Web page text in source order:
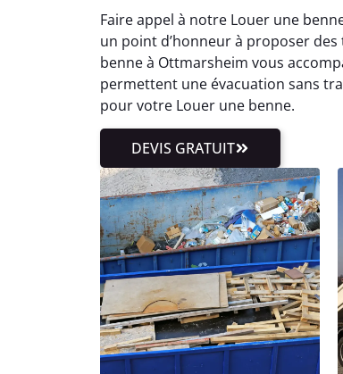
Faire appel à notre Louer une
un point d’honneur à proposer
benne à Ottmarsheim vous
permettent une évacuation sans
pour votre Louer une benne.
DEVIS GRATUIT